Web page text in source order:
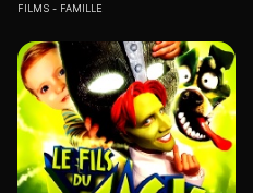
FILMS FAMILLE